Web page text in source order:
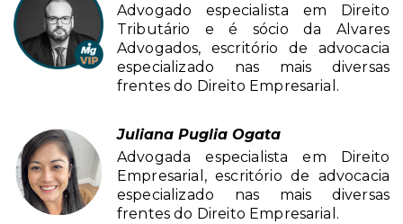
Advogado especialista em Direito
Tributário e é sócio da Alvares
Advogados, escritório de advocacia
especializado nas mais diversas
frentes do Direito Empresarial.
Juliana Puglia Ogata
Advogada especialista em Direito
Empresarial, escritório de advocacia
especializado nas mais diversas
frentes do Direito Empresarial.